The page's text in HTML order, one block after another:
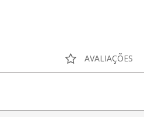
AVALIAÇÕES